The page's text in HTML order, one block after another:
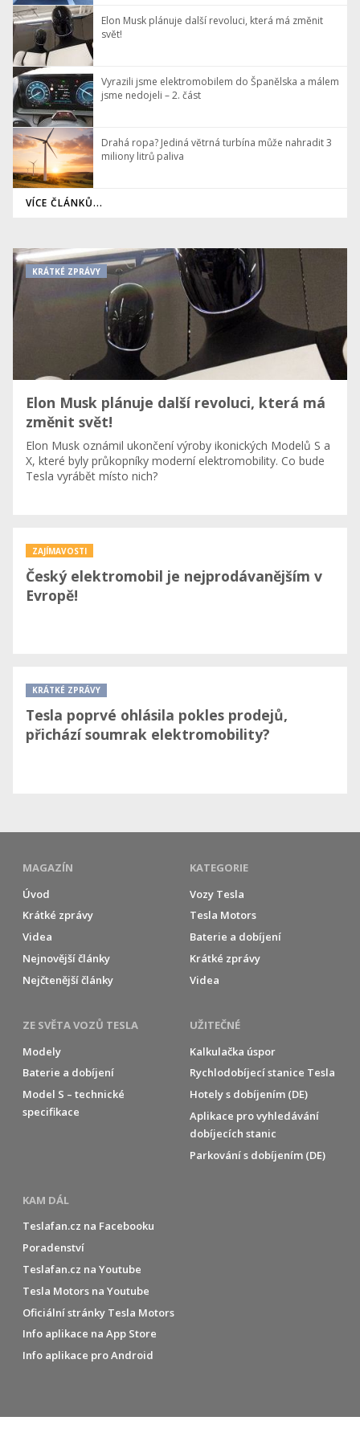
Elon Musk plánuje další revoluci, která má změnit
svět!
Vyrazili jsme elektromobilem do Španělska a málem
jsme nedojeli – 2. část
Drahá ropa? Jediná větrná turbína může nahradit 3
miliony litrů paliva
VÍCE ČLÁNKŮ...
Elon Musk plánuje další revoluci, která má
změnit svět!
Elon Musk oznámil ukončení výroby ikonických Modelů S a
X, které byly průkopníky moderní elektromobility. Co bude
Tesla vyrábět místo nich?
KRÁTKÉ ZPRÁVY
Český elektromobil je nejprodávanějším v
Evropě!
ZAJÍMAVOSTI
Tesla poprvé ohlásila pokles prodejů,
přichází soumrak elektromobility?
KRÁTKÉ ZPRÁVY
MAGAZÍN
Úvod
Krátké zprávy
Videa
Nejnovější články
Nejčtenější články
KATEGORIE
Vozy Tesla
Tesla Motors
Baterie a dobíjení
Krátké zprávy
Videa
ZE SVĚTA VOZŮ TESLA
Modely
Baterie a dobíjení
Model S – technické
specifikace
UŽITEČNÉ
Kalkulačka úspor
Rychlodobíjecí stanice Tesla
Hotely s dobíjením (DE)
Aplikace pro vyhledávání
dobíjecích stanic
Parkování s dobíjením (DE)
KAM DÁL
Teslafan.cz na Facebooku
Poradenství
Teslafan.cz na Youtube
Tesla Motors na Youtube
Oficiální stránky Tesla Motors
Info aplikace na App Store
Info aplikace pro Android